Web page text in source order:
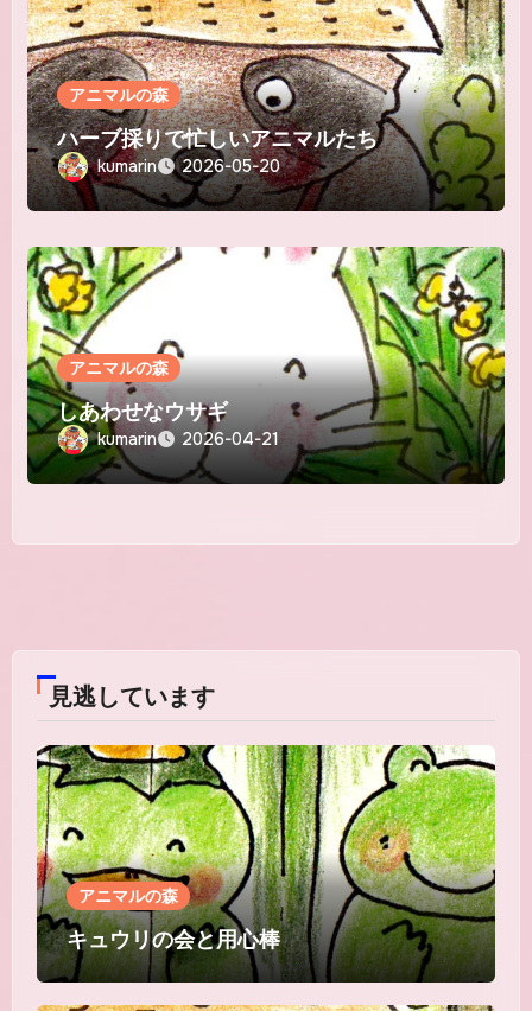
アニマルの森
ハーブ採りで忙しいアニマルたち
kumarin 2026-05-20
アニマルの森
しあわせなウサギ
kumarin 2026-04-21
見逃しています
アニマルの森
キュウリの会と用心棒